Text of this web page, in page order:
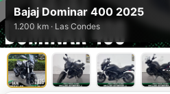
Bajaj Dominar 400 2025
1.200 km · Las Condes